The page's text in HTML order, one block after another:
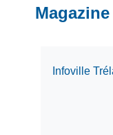
Infoville